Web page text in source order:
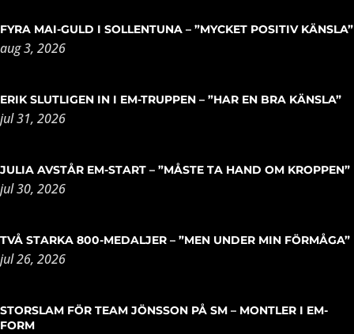
FYRA MAI-GULD I SOLLENTUNA – ”MYCKET POSITIV KÄNSLA”
aug 3, 2026
ERIK SLUTLIGEN IN I EM-TRUPPEN – ”HAR EN BRA KÄNSLA”
jul 31, 2026
JULIA AVSTÅR EM-START – ”MÅSTE TA HAND OM KROPPEN”
jul 30, 2026
TVÅ STARKA 800-MEDALJER – ”MEN UNDER MIN FÖRMÅGA”
jul 26, 2026
STORSLAM FÖR TEAM JÖNSSON PÅ SM – MONTLER I EM-
FORM